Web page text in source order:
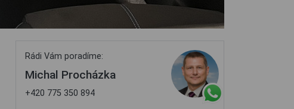
Rádi Vám poradíme:
Michal Procházka
+420 775 350 894